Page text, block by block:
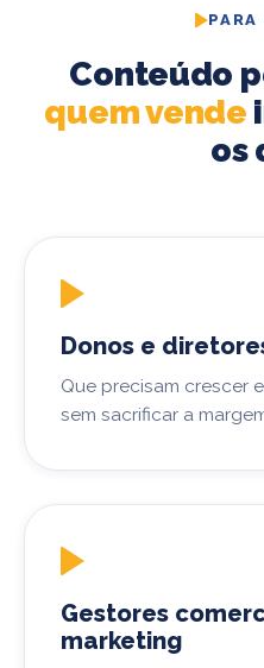
PARA
Conteúdo
quem vende
os
Donos e
Que precisam crescer
sem sacrificar a
Gestores
marketing